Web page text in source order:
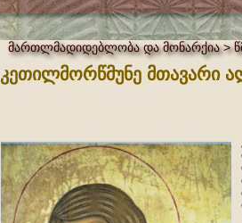
მართლმადიდებლობა და მონარქია >
კეთილმორწმუნე მთავარი